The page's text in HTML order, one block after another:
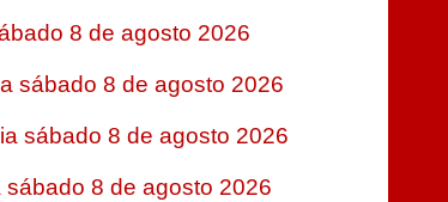
8 de agosto 2026
sábado 8 de agosto 2026
sábado 8 de agosto 2026
sábado 8 de agosto 2026